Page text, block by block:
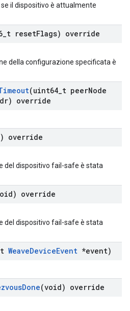
il dispositivo è attualmente
t resetFlags) override
della configurazione specificata è
(uint64 t peerNode
override
override
del dispositivo fail-safe è stata
override
del dispositivo fail-safe è stata
WeaveDeviceEvent *event)
Done(void) override